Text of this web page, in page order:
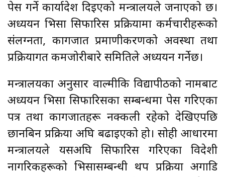
पेस गर्ने कार्यादेश दिइएको मन्त्रालयले जनाएको छ।
अध्ययन भिसा सिफारिस प्रक्रियामा कर्मचारीहरूको
संलग्नता, कागजात प्रमाणीकरणको अवस्था तथा
प्रक्रियागत कमजोरीबारे समितिले अध्ययन गर्नेछ।
मन्त्रालयका अनुसार वाल्मीकि विद्यापीठको नामबाट
अध्ययन भिसा सिफारिसका सम्बन्धमा पेस गरिएका
पत्र तथा कागजातहरू नक्कली रहेको देखिएपछि
छानबिन प्रक्रिया अघि बढाइएको हो। सोही आधारमा
मन्त्रालयले यसअघि सिफारिस गरिएका विदेशी
नागरिकहरूको भिसासम्बन्धी थप प्रक्रिया अगाडि